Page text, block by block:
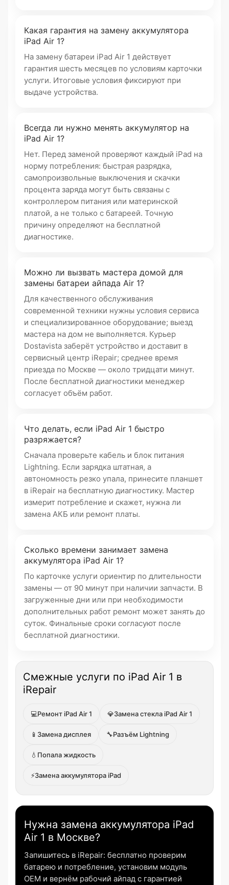
Какая гарантия на замену аккумулятора
iPad Air 1?
На замену батареи iPad Air 1 действует
гарантия шесть месяцев по условиям карточки
услуги. Итоговые условия фиксируют при
выдаче устройства.
Всегда ли нужно менять аккумулятор на
iPad Air 1?
Нет. Перед заменой проверяют каждый iPad на
норму потребления: быстрая разрядка,
самопроизвольные выключения и скачки
процента заряда могут быть связаны с
контроллером питания или материнской
платой, а не только с батареей. Точную
причину определяют на бесплатной
диагностике.
Можно ли вызвать мастера домой для
замены батареи айпада Air 1?
Для качественного обслуживания
современной техники нужны условия сервиса
и специализированное оборудование; выезд
мастера на дом не выполняется. Курьер
Dostavista заберёт устройство и доставит в
сервисный центр iRepair; среднее время
приезда по Москве — около тридцати минут.
После бесплатной диагностики менеджер
согласует объём работ.
Что делать, если iPad Air 1 быстро
разряжается?
Сначала проверьте кабель и блок питания
Lightning. Если зарядка штатная, а
автономность резко упала, принесите планшет
в iRepair на бесплатную диагностику. Мастер
измерит потребление и скажет, нужна ли
замена АКБ или ремонт платы.
Сколько времени занимает замена
аккумулятора iPad Air 1?
По карточке услуги ориентир по длительности
замены — от 90 минут при наличии запчасти. В
загруженные дни или при необходимости
дополнительных работ ремонт может занять до
суток. Финальные сроки согласуют после
бесплатной диагностики.
Смежные услуги по iPad Air 1 в
iRepair
💻Ремонт iPad Air 1 💎Замена стекла iPad Air 1
📱 Замена дисплея 🔧Разъём Lightning
💧 Попала жидкость
⚡Замена аккумулятора iPad
Нужна замена аккумулятора iPad
Air 1 в Москве?
Запишитесь в iRepair: бесплатно проверим
батарею и потребление, установим модуль
OEM и вернём рабочий айпад с гарантией